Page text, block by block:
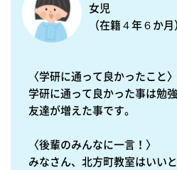
女児
（在籍４年６か月）
〈学研に通って良かったこと〉
学研に通って良かった事は勉
友達が増えた事です。
〈後輩のみんなに一言！〉
みなさん、北方町教室はいい